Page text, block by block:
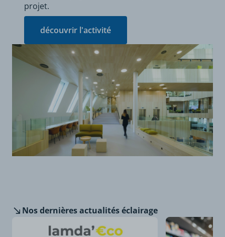
projet.
découvrir l'activité
Nos dernièresactualités éclairage